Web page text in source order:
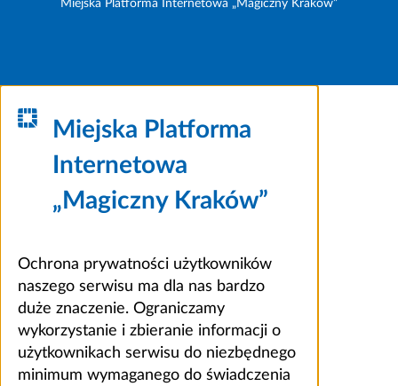
Miejska Platforma Internetowa „Magiczny Kraków”
Miejska Platforma
Internetowa
„Magiczny Kraków”
Ochrona prywatności użytkowników
naszego serwisu ma dla nas bardzo
duże znaczenie. Ograniczamy
wykorzystanie i zbieranie informacji o
użytkownikach serwisu do niezbędnego
minimum wymaganego do świadczenia